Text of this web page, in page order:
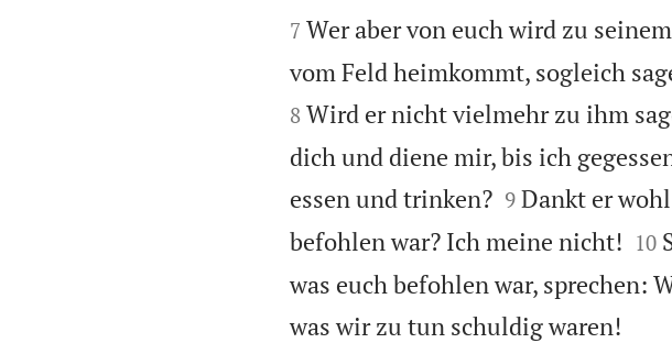


7 Wer aber von euch wird zu
vom Feld heimkommt, sogleich
8 Wird er nicht vielmehr zu ihm
dich und diene mir, bis ich
essen und trinken?
9 Dankt er
befohlen war? Ich meine nicht!
10
was euch befohlen war, sprechen:
was wir zu tun schuldig waren!